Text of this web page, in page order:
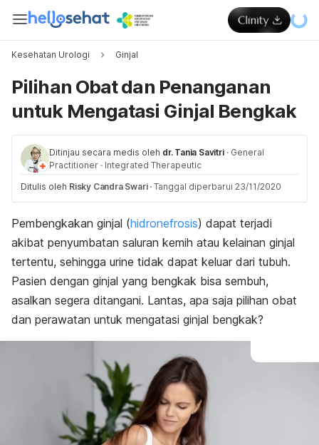
Kesehatan Urologi Ginjal
Pilihan Obat dan Penanganan
untuk Mengatasi Ginjal Bengkak
Ditinjau secara medis oleh dr. Tania Savitri · General
Practitioner · Integrated Therapeutic
Ditulis oleh Risky Candra Swari · Tanggal diperbarui 23/11/2020
Pembengkakan ginjal (hidronefrosis) dapat terjadi
akibat penyumbatan saluran kemih atau kelainan ginjal
tertentu, sehingga urine tidak dapat keluar dari tubuh.
Pasien dengan ginjal yang bengkak bisa sembuh,
asalkan segera ditangani. Lantas, apa saja pilihan obat
dan perawatan untuk mengatasi ginjal bengkak?